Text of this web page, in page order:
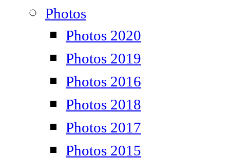
Photos
Photos 2020
Photos 2019
Photos 2016
Photos 2018
Photos 2017
Photos 2015